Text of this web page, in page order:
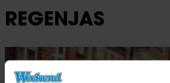
REGENJAS